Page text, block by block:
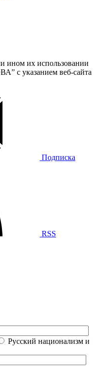
ином их использовании
с указанием веб-сайта
Подписка
RSS
Русский национализм и